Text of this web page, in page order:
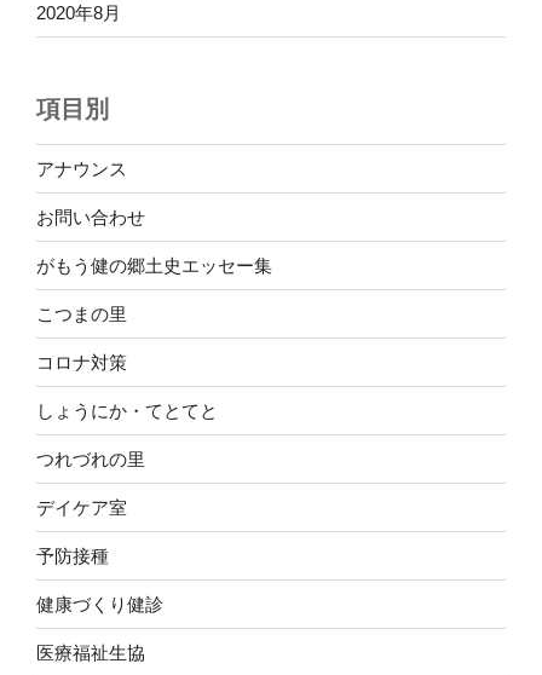
2020年8月
項目別
アナウンス
お問い合わせ
がもう健の郷土史エッセー集
こつまの里
コロナ対策
しょうにか・てとてと
つれづれの里
デイケア室
予防接種
健康づくり健診
医療福祉生協